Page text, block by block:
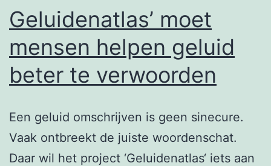
Geluidenatlas’ moet
mensen helpen geluid
beter te verwoorden
Een geluid omschrijven is geen sinecure.
Vaak ontbreekt de juiste woordenschat.
Daar wil het project ‘Geluidenatlas‘ iets aan